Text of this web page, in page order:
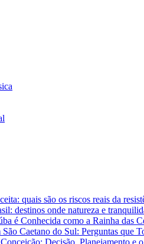
quais são os riscos reais da
destinos onde natureza e
é Conhecida como a Rainha das
Caetano do Sul: Perguntas que
Decisão, Planejamento e